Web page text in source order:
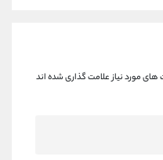
مورد نیاز علامت گذاری شده اند